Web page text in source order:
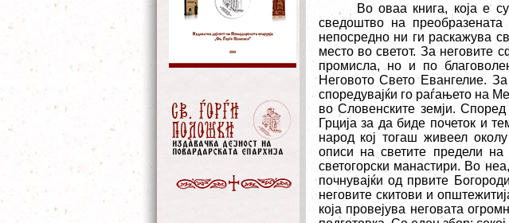
Во оваа книга, која е
сведоштво на
непосредно ни ги раскажува
место во светот. За неговите
промисла, но и по
Неговото Свето Евангелие.
споредувајќи го раѓањето на
во Словенските земји.
Грција за да биде почеток и
народ кој тогаш живеел
описи на светите предели на
светогорски манастири. Во
почнувајќи од првите
неговите скитови и
која провејува неговата